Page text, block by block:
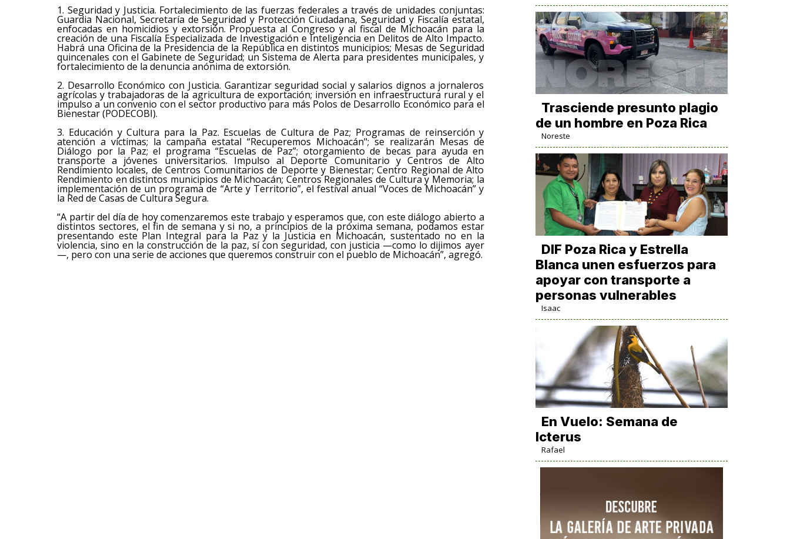
1. Seguridad y Justicia. Fortalecimiento de las fuerzas federales a través de unidades conjuntas:
Guardia Nacional, Secretaría de Seguridad y Protección Ciudadana, Seguridad y Fiscalía estatal,
enfocadas en homicidios y extorsión. Propuesta al Congreso y al fiscal de Michoacán para la
creación de una Fiscalía Especializada de Investigación e Inteligencia en Delitos de Alto Impacto.
Habrá una Oficina de la Presidencia de la República en distintos municipios; Mesas de Seguridad
quincenales con el Gabinete de Seguridad; un Sistema de Alerta para presidentes municipales, y
fortalecimiento de la denuncia anónima de extorsión.
2. Desarrollo Económico con Justicia. Garantizar seguridad social y salarios dignos a jornaleros
agrícolas y trabajadoras de la agricultura de exportación; inversión en infraestructura rural y el
impulso a un convenio con el sector productivo para más Polos de Desarrollo Económico para el
Bienestar (PODECOBI).
3. Educación y Cultura para la Paz. Escuelas de Cultura de Paz; Programas de reinserción y
atención a víctimas; la campaña estatal “Recuperemos Michoacán"; se realizarán Mesas de
Diálogo por la Paz; el programa “Escuelas de Paz”; otorgamiento de becas para ayuda en
transporte a jóvenes universitarios. Impulso al Deporte Comunitario y Centros de Alto
Rendimiento locales, de Centros Comunitarios de Deporte y Bienestar; Centro Regional de Alto
Rendimiento en distintos municipios de Michoacán; Centros Regionales de Cultura y Memoria; la
implementación de un programa de “Arte y Territorio”, el festival anual “Voces de Michoacán” y
la Red de Casas de Cultura Segura.
“A partir del día de hoy comenzaremos este trabajo y esperamos que, con este diálogo abierto a
distintos sectores, el fin de semana y si no, a principios de la próxima semana, podamos estar
presentando este Plan Integral para la Paz y la Justicia en Michoacán, sustentado no en la
violencia, sino en la construcción de la paz, sí con seguridad, con justicia —como lo dijimos ayer
—, pero con una serie de acciones que queremos construir con el pueblo de Michoacán”, agregó.
Trasciende presunto plagio
de un hombre en Poza Rica
Noreste
DIF Poza Rica y Estrella
Blanca unen esfuerzos para
apoyar con transporte a
personas vulnerables
Isaac
En Vuelo: Semana de
Icterus
Rafael